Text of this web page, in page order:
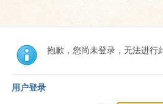
抱歉，您尚未登录，无法进行
用户登录